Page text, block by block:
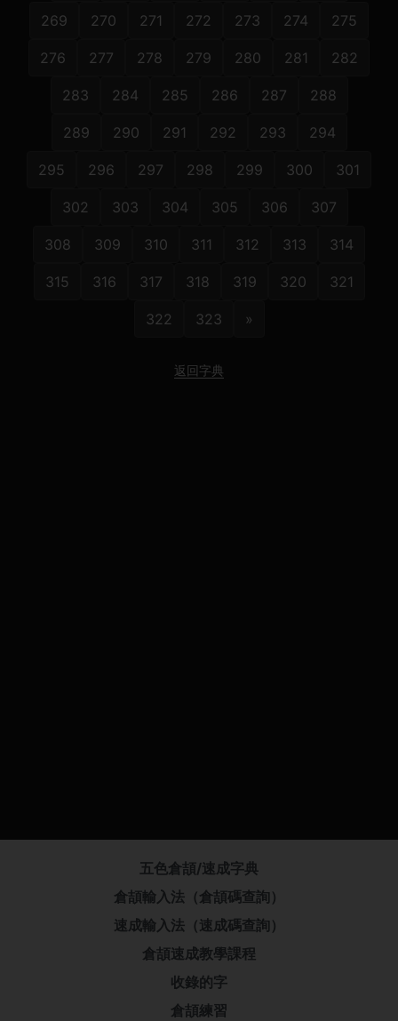
269 270 271 272 273 274 275
276 277 278 279 280 281 282
283 284 285 286 287 288
289 290 291 292 293 294
295 296 297 298 299 300 301
302 303 304 305 306 307
308 309 310 311 312 313 314
315 316 317 318 319 320 321
322 323 »
返回字典
五色倉頡/速成字典
倉頡輸入法（倉頡碼查詢）
速成輸入法（速成碼查詢）
倉頡速成教學課程
收錄的字
倉頡練習